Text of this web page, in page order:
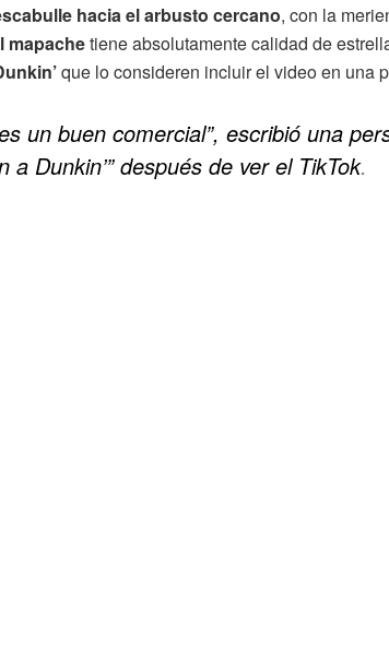
hacia el arbusto cercano, con la
mapachetiene absolutamente calidad de
que lo consideren incluir el video en una
un buen comercial”, escribió una
a Dunkin’” después de ver el TikTok.